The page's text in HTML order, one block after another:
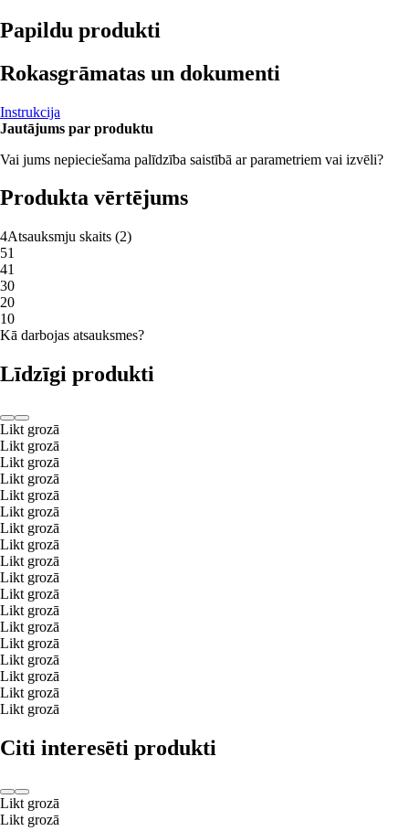
Papildu produkti
Rokasgrāmatas un dokumenti
Instrukcija
Jautājums par produktu
Vai jums nepieciešama palīdzība saistībā ar parametriem vai izvēli?
Produkta vērtējums
4Atsauksmju skaits (2)
51
41
30
20
10
Kā darbojas atsauksmes?
Līdzīgi produkti
Likt grozā
Likt grozā
Likt grozā
Likt grozā
Likt grozā
Likt grozā
Likt grozā
Likt grozā
Likt grozā
Likt grozā
Likt grozā
Likt grozā
Likt grozā
Likt grozā
Likt grozā
Likt grozā
Likt grozā
Likt grozā
Citi interesēti produkti
Likt grozā
Likt grozā